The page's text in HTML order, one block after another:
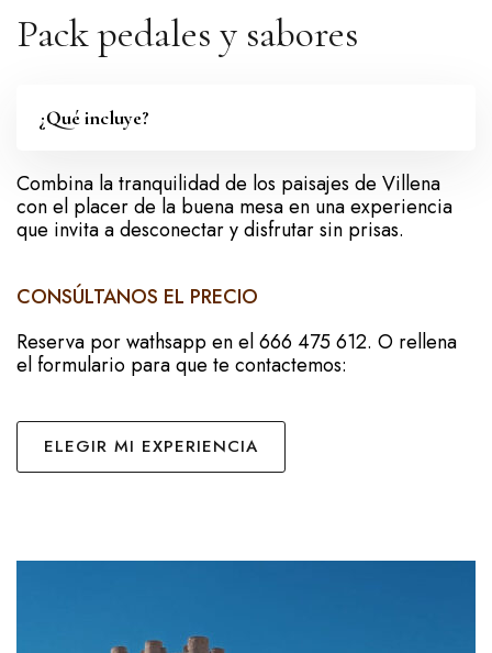
Pack pedales y sabores
¿Qué incluye?
Combina la tranquilidad de los paisajes de Villena
con el placer de la buena mesa en una experiencia
que invita a desconectar y disfrutar sin prisas.
CONSÚLTANOS EL PRECIO
Reserva por wathsapp en el 666 475 612. O rellena
el formulario para que te contactemos:
ELEGIR MI EXPERIENCIA